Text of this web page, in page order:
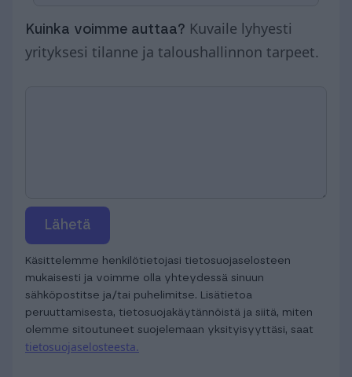
Kuinka voimme auttaa? Kuvaile lyhyesti
yrityksesi tilanne ja taloushallinnon tarpeet.
Lähetä
Käsittelemme henkilötietojasi tietosuojaselosteen
mukaisesti ja voimme olla yhteydessä sinuun
sähköpostitse ja/tai puhelimitse. Lisätietoa
peruuttamisesta, tietosuojakäytännöistä ja siitä, miten
olemme sitoutuneet suojelemaan yksityisyyttäsi, saat
tietosuojaselosteesta.